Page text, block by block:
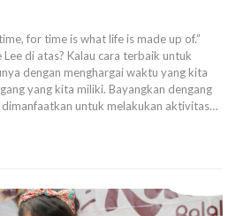
for time is what life is made up of.”
di atas? Kalau cara terbaik untuk
dengan menghargai waktu yang kita
yang kita miliki. Bayangkan dengang
untuk melakukan aktivitas…